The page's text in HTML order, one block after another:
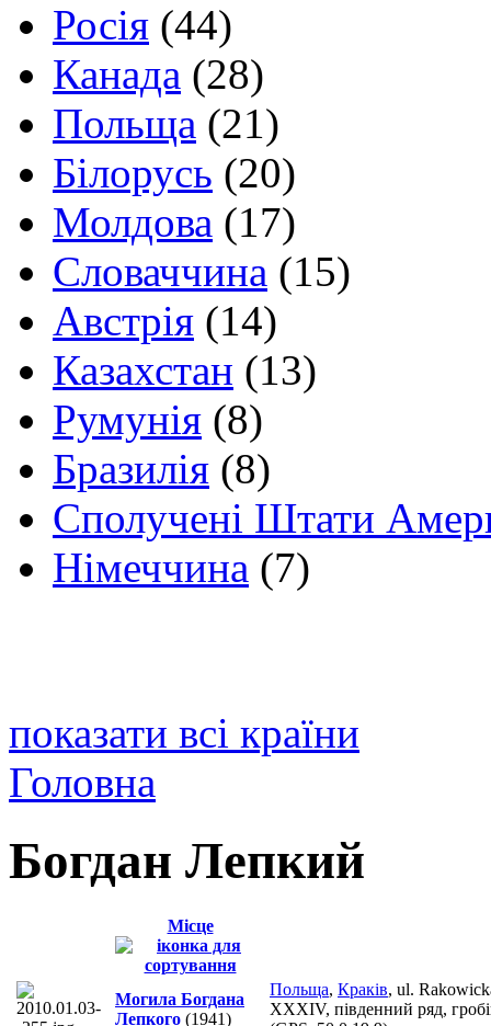
Росія (44)
Канада (28)
Польща (21)
Білорусь (20)
Молдова (17)
Словаччина (15)
Австрія (14)
Казахстан (13)
Румунія (8)
Бразилія (8)
Сполучені Штати
Німеччина (7)
показати всі країни
Головна
Богдан Лепкий
Місце
Могила Богдана
Лепкого (1941)
Польща, Краків, ul.
XXXIV, південний ряд,